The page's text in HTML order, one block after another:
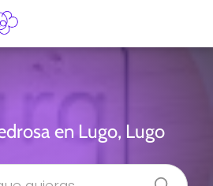
en Lugo, Lugo